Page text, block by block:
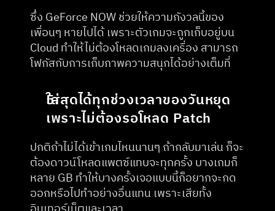
ซึ่ง GeForce NOW ช่วยให้ความกังวลนี้ของ
เพื่อนๆ หายไปได้ เพราะตัวเกมจะถูกเก็บอยู่บน
Cloud ทำให้ไม่ต้องโหลดเกมลงเครื่อง สามารถ
โฟกัสกับการเก็บภาพความสนุกได้อย่างเต็มที่
ใส่สุดได้ทุกช่วงเวลาของวันหยุด
เพราะไม่ต้องรอโหลด Patch
ปกติถ้าไม่ได้เข้าเกมไหนนานๆ ถ้ากลับมาเล่น ก็จะ
ต้องดาวน์โหลดแพตซ์แทบจะทุกครั้ง บางเกมก็
หลาย GB ทำให้บางครั้งเจอแบบนี้ก็อยากจะกด
ออกหรือไปทำอย่างอื่นแทน เพราะเสียทั้ง